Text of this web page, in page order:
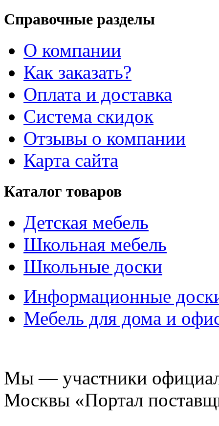
Справочные разделы
О компании
Как заказать?
Оплата и доставка
Система скидок
Отзывы о компании
Карта сайта
Каталог товаров
Детская мебель
Школьная мебель
Школьные доски
Информационные
Мебель для дома и
Мы — участники
Москвы «Портал